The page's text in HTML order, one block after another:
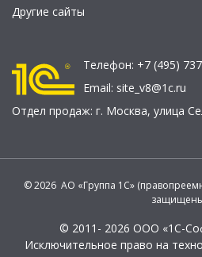
Другие сайты
Телефон: +7 (495)
Email: site_v8@1c.ru
Отдел продаж: г. Москва, улица
© 2026 АО «Группа 1С»
© 2011- 2026 ООО «1С-
Исключительное право на